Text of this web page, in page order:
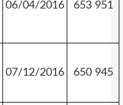
06/04/2016 653 951
07/12/2016 650 945